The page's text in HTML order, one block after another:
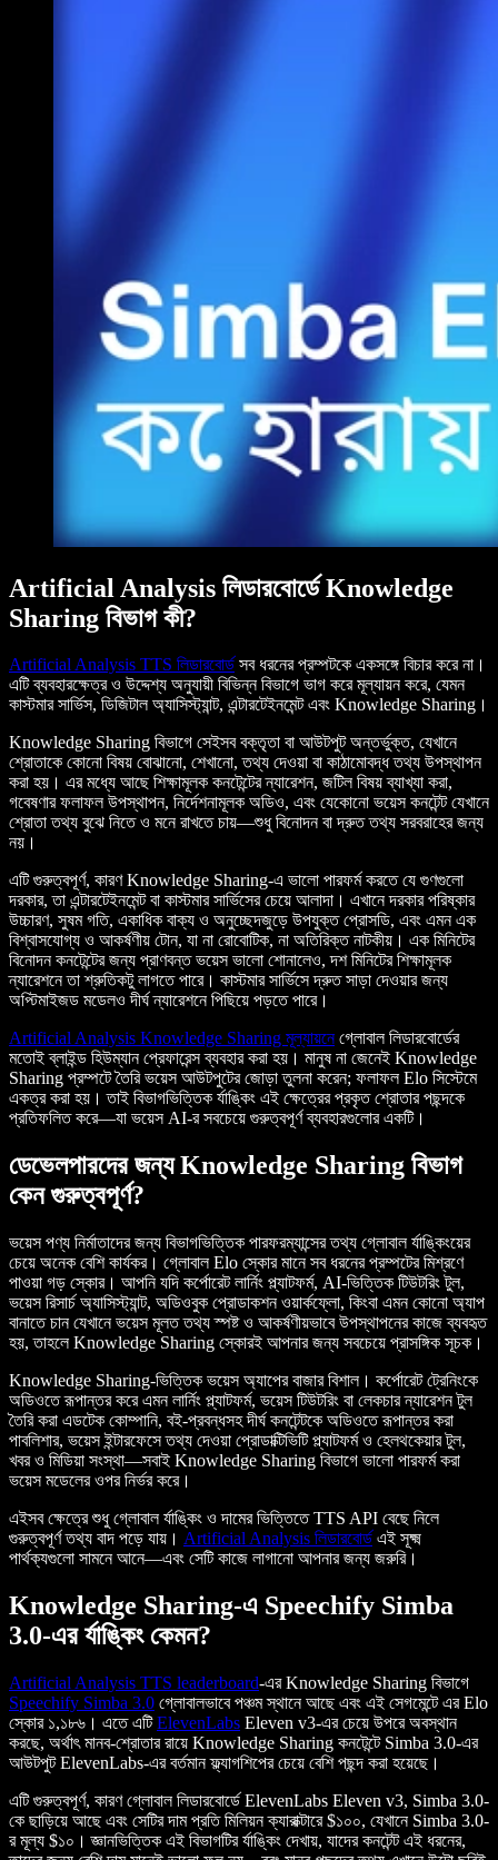
Artificial Analysis লিডারবোর্ডে Knowledge
Sharing বিভাগ কী?
Artificial Analysis TTS লিডারবোর্ড সব ধরনের প্রম্পটকে একসঙ্গে বিচার করে না।
এটি ব্যবহারক্ষেত্র ও উদ্দেশ্য অনুযায়ী বিভিন্ন বিভাগে ভাগ করে মূল্যায়ন করে, যেমন
কাস্টমার সার্ভিস, ডিজিটাল অ্যাসিস্ট্যান্ট, এন্টারটেইনমেন্ট এবং Knowledge Sharing।
Knowledge Sharing বিভাগে সেইসব বক্তৃতা বা আউটপুট অন্তর্ভুক্ত, যেখানে
শ্রোতাকে কোনো বিষয় বোঝানো, শেখানো, তথ্য দেওয়া বা কাঠামোবদ্ধ তথ্য উপস্থাপন
করা হয়। এর মধ্যে আছে শিক্ষামূলক কনটেন্টের ন্যারেশন, জটিল বিষয় ব্যাখ্যা করা,
গবেষণার ফলাফল উপস্থাপন, নির্দেশনামূলক অডিও, এবং যেকোনো ভয়েস কনটেন্ট যেখানে
শ্রোতা তথ্য বুঝে নিতে ও মনে রাখতে চায়—শুধু বিনোদন বা দ্রুত তথ্য সরবরাহের জন্য
নয়।
এটি গুরুত্বপূর্ণ, কারণ Knowledge Sharing-এ ভালো পারফর্ম করতে যে গুণগুলো
দরকার, তা এন্টারটেইনমেন্ট বা কাস্টমার সার্ভিসের চেয়ে আলাদা। এখানে দরকার পরিষ্কার
উচ্চারণ, সুষম গতি, একাধিক বাক্য ও অনুচ্ছেদজুড়ে উপযুক্ত প্রোসডি, এবং এমন এক
বিশ্বাসযোগ্য ও আকর্ষণীয় টোন, যা না রোবোটিক, না অতিরিক্ত নাটকীয়। এক মিনিটের
বিনোদন কনটেন্টের জন্য প্রাণবন্ত ভয়েস ভালো শোনালেও, দশ মিনিটের শিক্ষামূলক
ন্যারেশনে তা শ্রুতিকটু লাগতে পারে। কাস্টমার সার্ভিসে দ্রুত সাড়া দেওয়ার জন্য
অপ্টিমাইজড মডেলও দীর্ঘ ন্যারেশনে পিছিয়ে পড়তে পারে।
Artificial Analysis Knowledge Sharing মূল্যায়নেগ্লোবাল লিডারবোর্ডের
মতোই ব্লাইন্ড হিউম্যান প্রেফারেন্স ব্যবহার করা হয়। মানুষ না জেনেই Knowledge
Sharing প্রম্পটে তৈরি ভয়েস আউটপুটের জোড়া তুলনা করেন; ফলাফল Elo সিস্টেমে
একত্র করা হয়। তাই বিভাগভিত্তিক র্যাঙ্কিং এই ক্ষেত্রের প্রকৃত শ্রোতার পছন্দকে
প্রতিফলিত করে—যা ভয়েস AI-র সবচেয়ে গুরুত্বপূর্ণ ব্যবহারগুলোর একটি।
ডেভেলপারদের জন্য Knowledge Sharing বিভাগ
কেন গুরুত্বপূর্ণ?
ভয়েস পণ্য নির্মাতাদের জন্য বিভাগভিত্তিক পারফরম্যান্সের তথ্য গ্লোবাল র্যাঙ্কিংয়ের
চেয়ে অনেক বেশি কার্যকর। গ্লোবাল Elo স্কোর মানে সব ধরনের প্রম্পটের মিশ্রণে
পাওয়া গড় স্কোর। আপনি যদি কর্পোরেট লার্নিং প্ল্যাটফর্ম, AI-ভিত্তিক টিউটরিং টুল,
ভয়েস রিসার্চ অ্যাসিস্ট্যান্ট, অডিওবুক প্রোডাকশন ওয়ার্কফ্লো, কিংবা এমন কোনো অ্যাপ
বানাতে চান যেখানে ভয়েস মূলত তথ্য স্পষ্ট ও আকর্ষণীয়ভাবে উপস্থাপনের কাজে ব্যবহৃত
হয়, তাহলে Knowledge Sharing স্কোরই আপনার জন্য সবচেয়ে প্রাসঙ্গিক সূচক।
Knowledge Sharing-ভিত্তিক ভয়েস অ্যাপের বাজার বিশাল। কর্পোরেট ট্রেনিংকে
অডিওতে রূপান্তর করে এমন লার্নিং প্ল্যাটফর্ম, ভয়েস টিউটরিং বা লেকচার ন্যারেশন টুল
তৈরি করা এডটেক কোম্পানি, বই-প্রবন্ধসহ দীর্ঘ কনটেন্টকে অডিওতে রূপান্তর করা
পাবলিশার, ভয়েস ইন্টারফেসে তথ্য দেওয়া প্রোডাক্টিভিটি প্ল্যাটফর্ম ও হেলথকেয়ার টুল,
খবর ও মিডিয়া সংস্থা—সবাই Knowledge Sharing বিভাগে ভালো পারফর্ম করা
ভয়েস মডেলের ওপর নির্ভর করে।
এইসব ক্ষেত্রে শুধু গ্লোবাল র্যাঙ্কিং ও দামের ভিত্তিতে TTS API বেছে নিলে
গুরুত্বপূর্ণ তথ্য বাদ পড়ে যায়। Artificial Analysis লিডারবোর্ড এই সূক্ষ্ম
পার্থক্যগুলো সামনে আনে—এবং সেটি কাজে লাগানো আপনার জন্য জরুরি।
Knowledge Sharing-এ Speechify Simba
3.0-এর র্যাঙ্কিং কেমন?
Artificial Analysis TTS leaderboard-এর Knowledge Sharing বিভাগে
Speechify Simba 3.0 গ্লোবালভাবে পঞ্চম স্থানে আছে এবং এই সেগমেন্টে এর Elo
স্কোর ১,১৮৬। এতে এটিElevenLabs Eleven v3-এর চেয়ে উপরে অবস্থান
করছে, অর্থাৎ মানব-শ্রোতার রায়ে Knowledge Sharing কনটেন্টে Simba 3.0-এর
আউটপুট ElevenLabs-এর বর্তমান ফ্ল্যাগশিপের চেয়ে বেশি পছন্দ করা হয়েছে।
এটি গুরুত্বপূর্ণ, কারণ গ্লোবাল লিডারবোর্ডে ElevenLabs Eleven v3, Simba 3.0-
কে ছাড়িয়ে আছে এবং সেটির দাম প্রতি মিলিয়ন ক্যারাক্টারে $১০০, যেখানে Simba 3.0-
র মূল্য $১০। জ্ঞানভিত্তিক এই বিভাগটির র্যাঙ্কিং দেখায়, যাদের কনটেন্ট এই ধরনের,